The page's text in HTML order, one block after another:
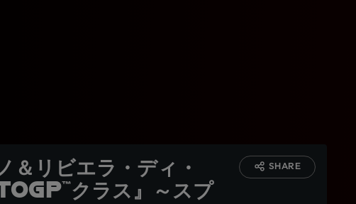
＆リビエラ・ディ・
クラス』～スプ
SHARE